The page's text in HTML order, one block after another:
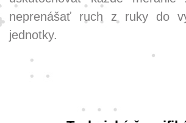
neprenášať ruch z ruky do
jednotky.